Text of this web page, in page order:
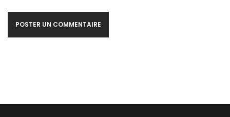
POSTER UN COMMENTAIRE